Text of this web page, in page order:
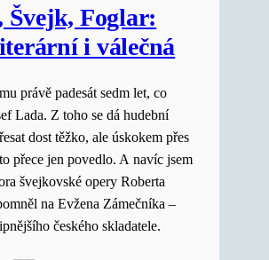
Švejk, Foglar:
i válečná
právě padesát sedm let, co
Lada. Z toho se dá hudební
dost těžko, ale úskokem přes
přece jen povedlo. A navíc jsem
švejkovské opery Roberta
na Evžena Zámečníka –
českého skladatele.